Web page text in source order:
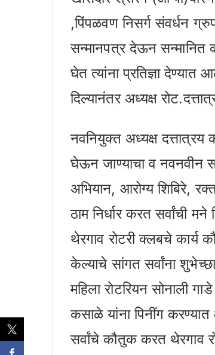
,पिंपळवण निसर्ग संवर्धन
सन्मानपत्र देऊन सन्मानित
घेत त्यांना प्रतिज्ञा
दिल्यानंतर अध्यक्ष
नवनियुक्त अध्यक्ष दत्तात्रय
घेऊन जाण्याचा व नवनवीन
अभियान, आरोग्य शिबिरे,
ठाम निर्धार करत सर्वांची
थेरगाव रोटरी क्लबचे कार्य
केल्याचे सांगत सर्वांना
महिला रोटरियन सोनाली
कसाळे यांना पिनींग
सर्वांचे कौतुक करत थेरगाव